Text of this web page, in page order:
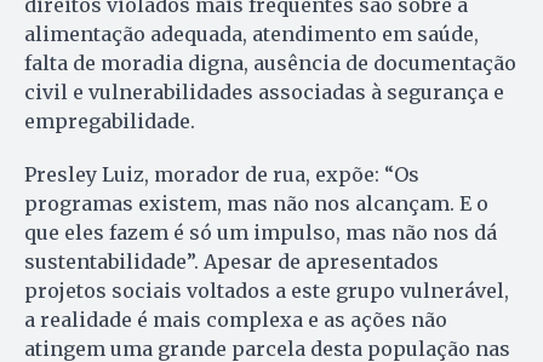
alimentação adequada, atendimento em saúde,
falta de moradia digna, ausência de documentação
civil e vulnerabilidades associadas à segurança e
empregabilidade.
Presley Luiz, morador de rua, expõe: “Os
programas existem, mas não nos alcançam. E o
que eles fazem é só um impulso, mas não nos dá
sustentabilidade”. Apesar de apresentados
projetos sociais voltados a este grupo vulnerável,
a realidade é mais complexa e as ações não
atingem uma grande parcela desta população nas